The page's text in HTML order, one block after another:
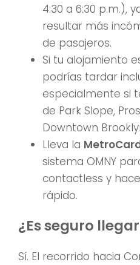
4:30 a 6:30 p.m.),
resultar más
de pasajeros.
Si tu alojamiento
podrías tardar
especialmente si
de Park Slope,
Downtown
Lleva la
sistema OMNY
contactless y
rápido.
¿Es seguro
Sí. El recorrido hacia